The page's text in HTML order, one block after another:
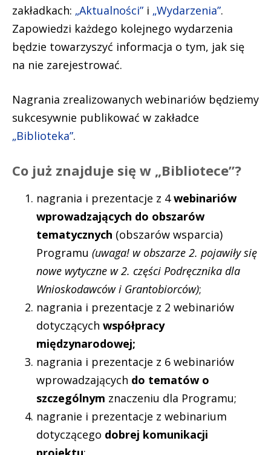
zakładkach: „Aktualności” i „Wydarzenia”.
Zapowiedzi każdego kolejnego wydarzenia
będzie towarzyszyć informacja o tym, jak się
na nie zarejestrować.
Nagrania zrealizowanych webinariów będziemy
sukcesywnie publikować w zakładce
„Biblioteka”.
Co już znajduje się w „Bibliotece”?
nagrania i prezentacje z 4webinariów
wprowadzających do obszarów
tematycznych (obszarów wsparcia)
Programu (uwaga! w obszarze 2. pojawiły się
nowe wytyczne w 2. części Podręcznika dla
Wnioskodawców i Grantobiorców);
nagrania i prezentacje z 2 webinariów
dotyczących współpracy
międzynarodowej;
nagrania i prezentacje z 6 webinariów
wprowadzających do tematów o
szczególnym znaczeniu dla Programu;
nagranie i prezentacje z webinarium
dotyczącego dobrej komunikacji